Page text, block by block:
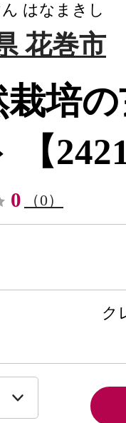
はなまきし
花巻市
栽培
【
0 （0）
ク